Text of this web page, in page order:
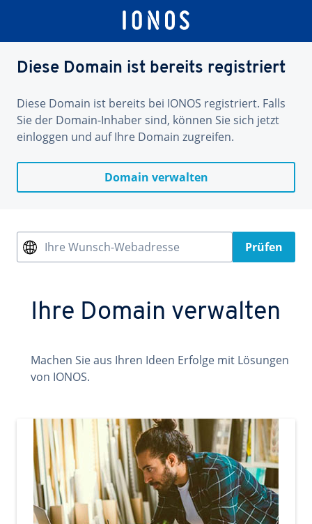
Diese Domain ist bereits registriert
Diese Domain ist bereits bei IONOS registriert. Falls
Sie der Domain-Inhaber sind, können Sie sich jetzt
einloggen und auf Ihre Domain zugreifen.
Domain verwalten
Ihre Wunsch-Webadresse Prüfen
Ihre Domain verwalten
Machen Sie aus Ihren Ideen Erfolge mit Lösungen
von IONOS.